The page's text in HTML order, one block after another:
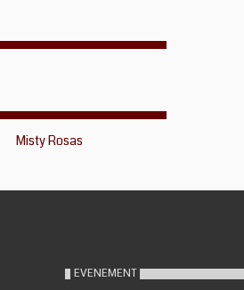
Misty Rosas
EVENEMENT